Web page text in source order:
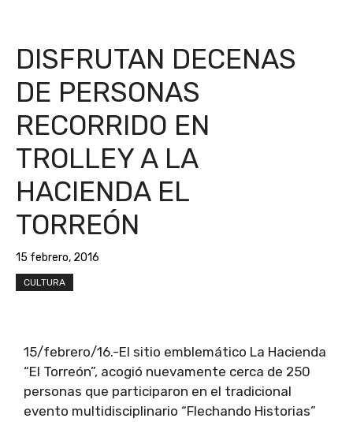
DISFRUTAN DECENAS
DE PERSONAS
RECORRIDO EN
TROLLEY A LA
HACIENDA EL
TORREÓN
15 febrero, 2016
CULTURA
15/febrero/16.-El sitio emblemático La Hacienda
“El Torreón”, acogió nuevamente cerca de 250
personas que participaron en el tradicional
evento multidisciplinario “Flechando Historias”